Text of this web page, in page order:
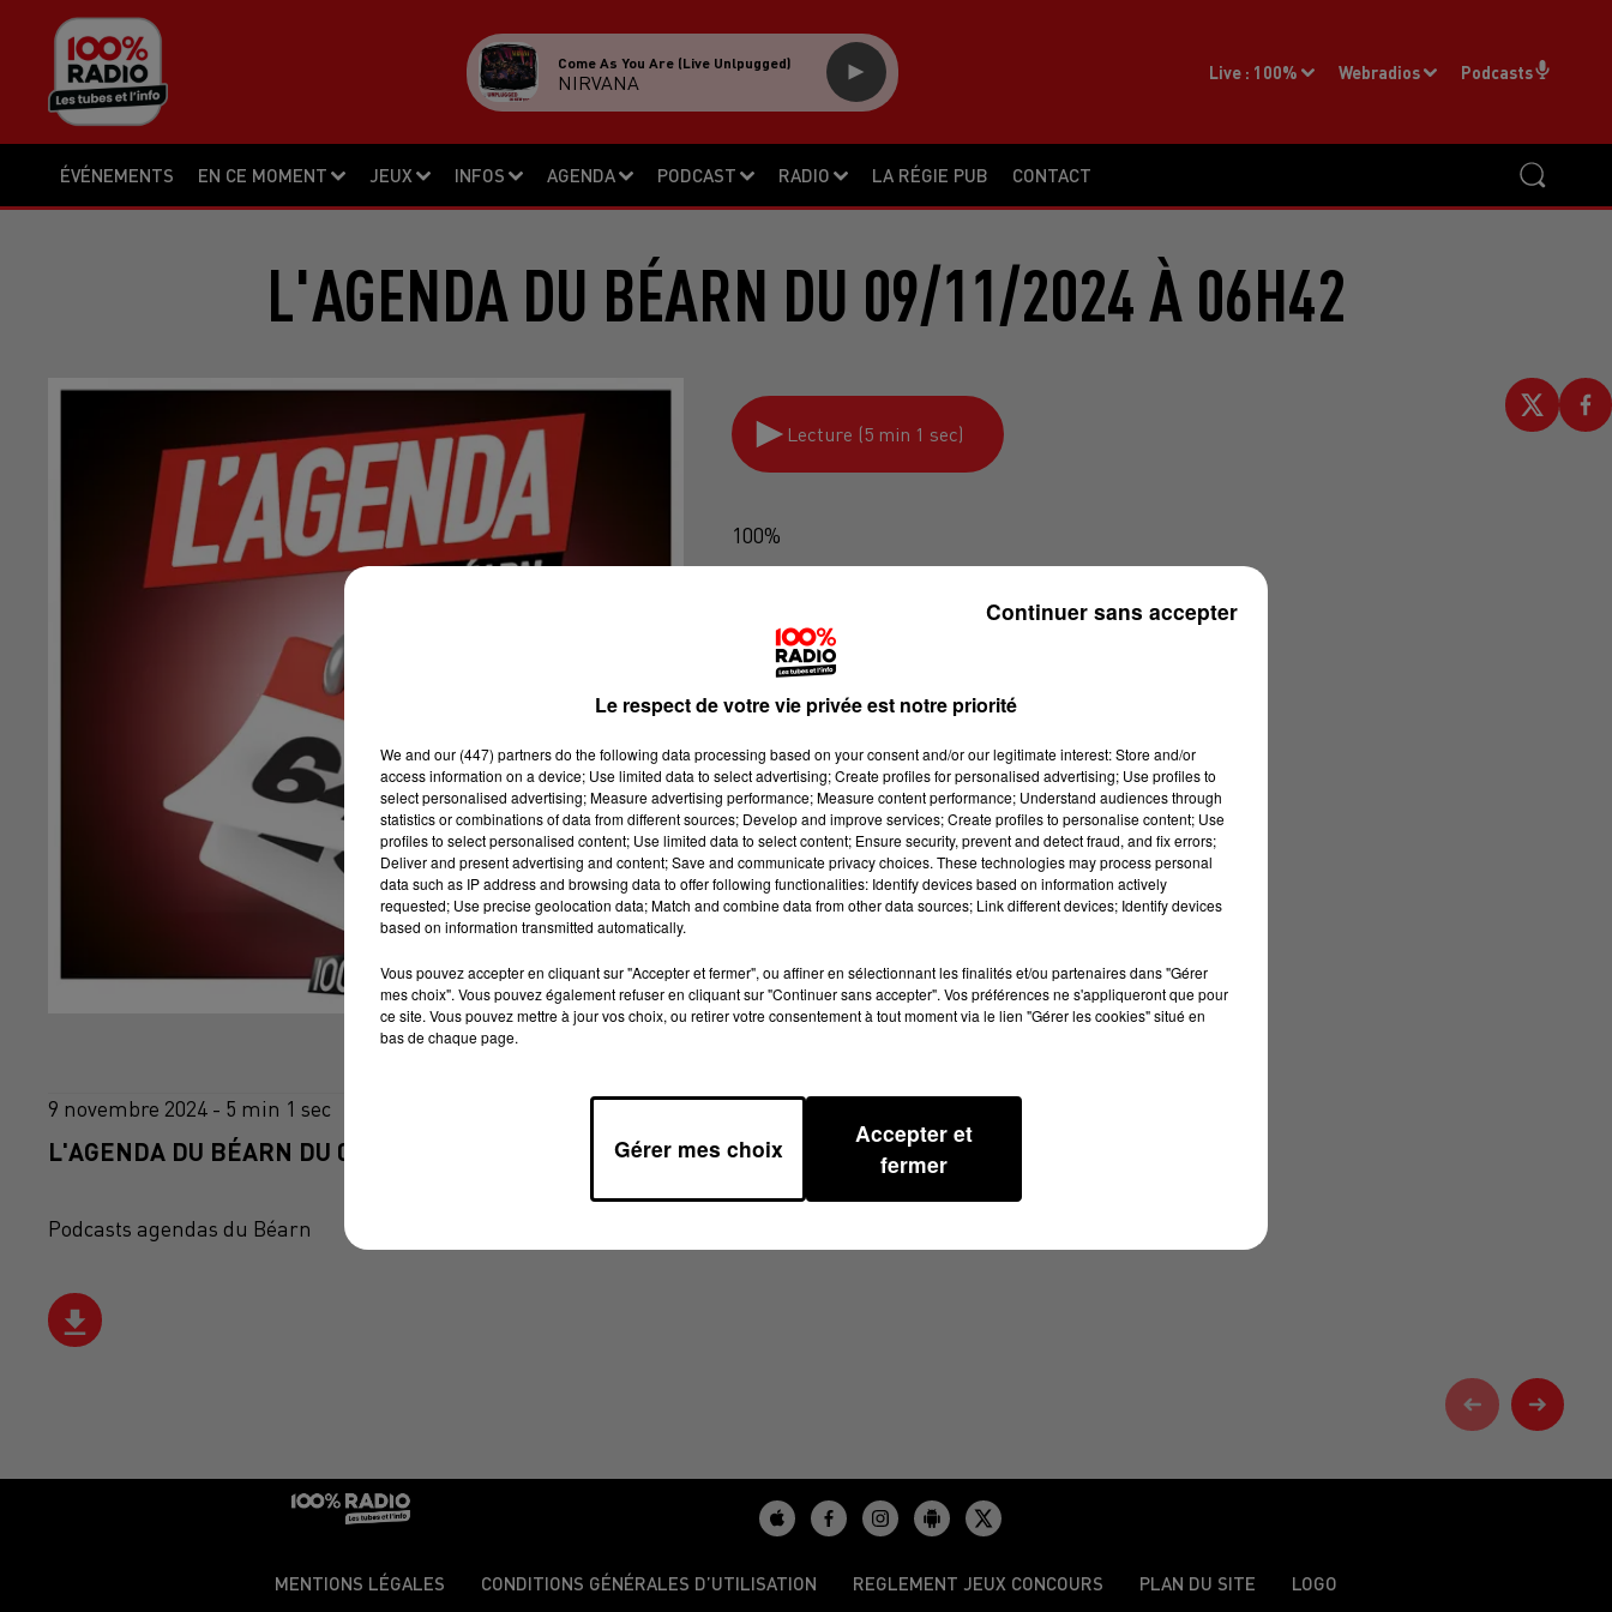
ÉVÉNEMENTS EN CE MOMENT JEUX INFOS AGENDA PODCAST RADIO LA RÉGIE PUB CONTACT
Live : 100% Webradios Podcasts
Come As You Are (live Unlpugged)
NIRVANA
L'AGENDA DU BÉARN DU 09/11/2024 À 06H42
Lecture (5 min 1 sec)
100%
9 novembre 2024 - 5 min 1 sec
L'AGENDA DU BÉARN DU 09/11/2024 À 06H42
Podcasts agendas du Béarn
MENTIONS LÉGALES CONDITIONS GÉNÉRALES D’UTILISATION REGLEMENT JEUX CONCOURS PLAN DU SITE LOGO
Le respect de votre vie privée est notre priorité
We and our (447) partnersdo the following data processing based on your consent and/or our legitimate interest: Store and/or
access information on a device; Use limited data to select advertising; Create profiles for personalised advertising; Use profiles to
select personalised advertising; Measure advertising performance; Measure content performance; Understand audiences through
statistics or combinations of data from different sources; Develop and improve services; Create profiles to personalise content; Use
profiles to select personalised content; Use limited data to select content; Ensure security, prevent and detect fraud, and fix errors;
Deliver and present advertising and content; Save and communicate privacy choices. These technologies may process personal
data such as IP address and browsing data to offer following functionalities: Identify devices based on information actively
requested; Use precise geolocation data; Match and combine data from other data sources; Link different devices; Identify devices
based on information transmitted automatically.
Vous pouvez accepter en cliquant sur "Accepter et fermer", ou affiner en sélectionnant les finalités et/ou partenaires dans "Gérer
mes choix". Vous pouvez également refuser en cliquant sur "Continuer sans accepter". Vos préférences ne s'appliqueront que pour
ce site. Vous pouvez mettre à jour vos choix, ou retirer votre consentement à tout moment via le lien "Gérer les cookies" situé en
bas de chaque page.
Gérer mes choix
Accepter et
fermer
Continuer sans accepter